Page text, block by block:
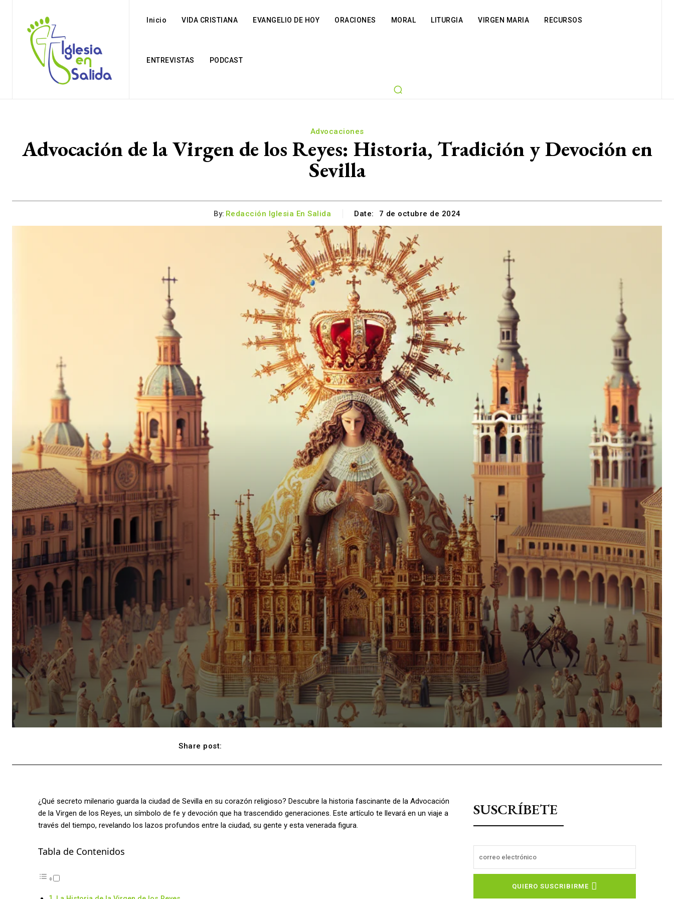
Inicio VIDA CRISTIANA EVANGELIO DE HOY ORACIONES MORAL LITURGIA VIRGEN MARIA RECURSOS
ENTREVISTAS PODCAST
Advocaciones
Advocación de la Virgen de los Reyes: Historia, Tradición y Devoción en
Sevilla
By: Redacción Iglesia En Salida Date: 7 de octubre de 2024
Share post:
¿Qué secreto milenario guarda la ciudad de Sevilla en su corazón religioso? Descubre la historia fascinante de la Advocación
de la Virgen de los Reyes, un símbolo de fe y devoción que ha trascendido generaciones. Este artículo te llevará en un viaje a
través del tiempo, revelando los lazos profundos entre la ciudad, su gente y esta venerada figura.
Tabla de Contenidos
SUSCRÍBETE
QUIERO SUSCRIBIRME